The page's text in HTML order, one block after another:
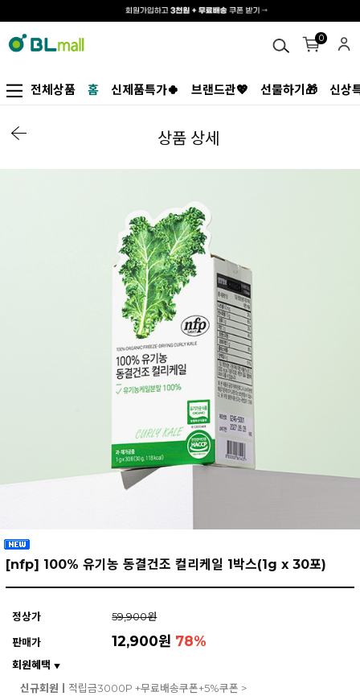
0
전체상품 홈 신제품특가🍀 브랜드관💖 선물하기🎁 신상
상품 상세
[nfp] 100% 유기농 동결건조 컬리케일 1박스(1g x 30포)
정상가
59,900원
판매가
12,900원 78%
회원혜택 ▼
신규회원ㅣ 적립금3000P +무료배송쿠폰+5%쿠폰 >